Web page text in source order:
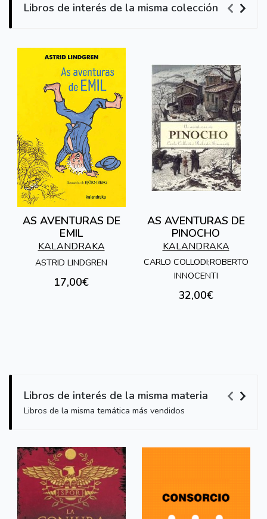
Libros de interés de la misma colección
AS AVENTURAS DE
EMIL
KALANDRAKA
ASTRID LINDGREN
17,00€
AS AVENTURAS DE
PINOCHO
KALANDRAKA
CARLO COLLODI;ROBERTO
INNOCENTI
32,00€
Libros de interés de la misma materia
Libros de la misma temática más vendidos